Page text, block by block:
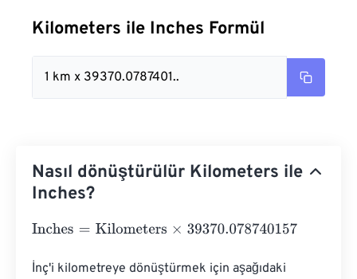
Kilometers ile Inches Formül
1 km x 39370.0787401..
Nasıl dönüştürülür Kilometers ile
Inches?
Inches= Kilometers×39370.078740157
İnç'i kilometreye dönüştürmek için aşağıdaki